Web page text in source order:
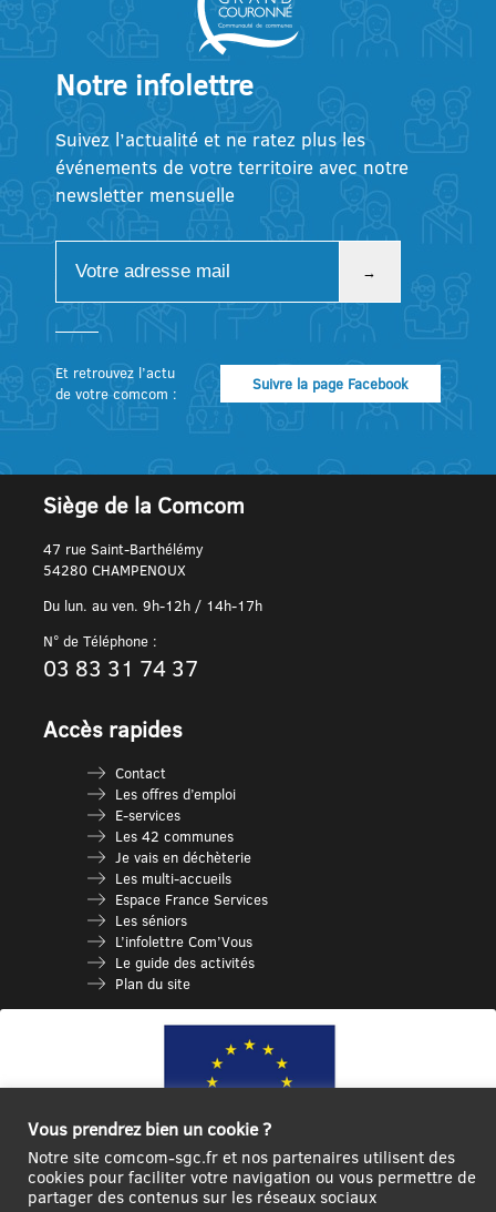
Notre infolettre
Suivez l’actualité et ne ratez plus les
événements de votre territoire avec notre
newsletter mensuelle
Et retrouvez l’actu
de votre comcom :
Suivre la page Facebook
Siège de la Comcom
47 rue Saint-Barthélémy
54280 CHAMPENOUX
Du lun. au ven. 9h-12h / 14h-17h
N° de Téléphone :
03 83 31 74 37
Accès rapides
Contact
Les offres d’emploi
E-services
Les 42 communes
Je vais en déchèterie
Les multi-accueils
Espace France Services
Les séniors
L’infolettre Com’Vous
Le guide des activités
Plan du site
Ce site internet a été cofinancé par l’Union européenne avec le Fonds
Vous prendrez bien un cookie ?
Notre site comcom-sgc.fr et nos partenaires utilisent des
cookies pour faciliter votre navigation ou vous permettre de
partager des contenus sur les réseaux sociaux